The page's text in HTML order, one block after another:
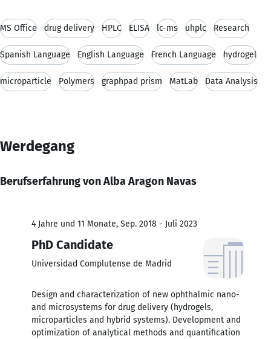
MS Office drug delivery HPLC ELISA lc-ms uhplc Research
Spanish Language English Language French Language hydrogel
microparticle Polymers graphpad prism MatLab Data Analysis
Werdegang
Berufserfahrung von Alba Aragon Navas
4 Jahre und 11 Monate, Sep. 2018 - Juli 2023
PhD Candidate
Universidad Complutense de Madrid
Design and characterization of new ophthalmic nano-
and microsystems for drug delivery (hydrogels,
microparticles and hybrid systems). Development and
optimization of analytical methods and quantification